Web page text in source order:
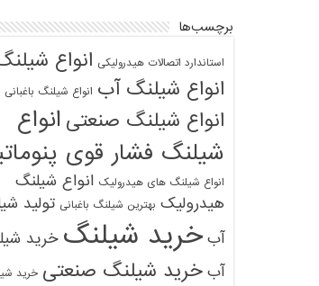
برچسب‌ها
استاندارد اتصالات هیدرولیکی انواع
انواع شیلنگ آب انواع شیلنگ باغبانی
انواع شیلنگ صنعتی انواع
شیلنگ فشار قوی
انواع شیلنگ های هیدرولیک انواع شیلنگ
هیدرولیک بهترین شیلنگ باغبانی تولید
آب خرید شیلنگ خرید
آب خرید شیلنگ صنعتی خرید